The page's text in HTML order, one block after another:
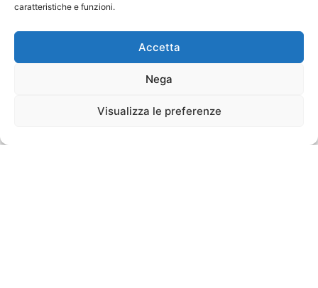
caratteristiche e funzioni.
Accetta
Nega
Visualizza le preferenze